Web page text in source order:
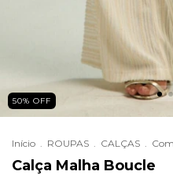
50% OFF
Início . ROUPAS . CALÇAS .
Calça Malha Boucle